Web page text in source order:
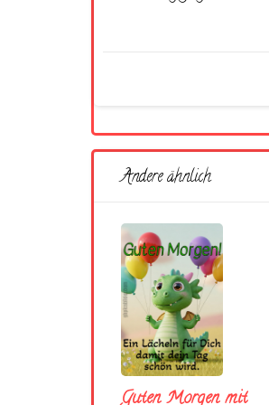
Andere ähnlich
Guten Morgen mit